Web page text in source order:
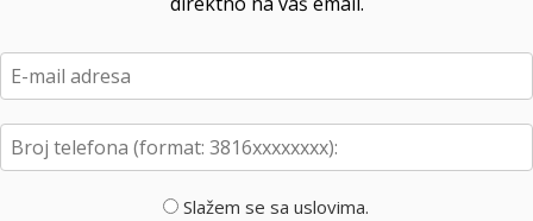
Slažem se sa uslovima.